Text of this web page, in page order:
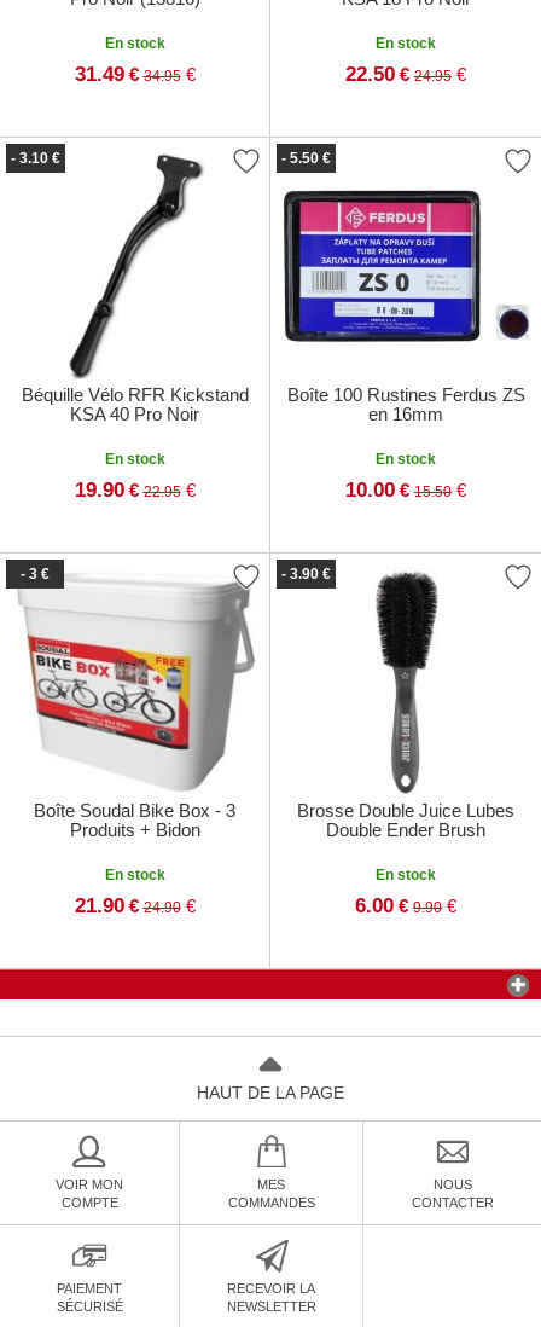
En stock
31.49 € 34.95€
En stock
22.50 € 24.95 €
- 3.10 €
Béquille Vélo RFR Kickstand
KSA 40 Pro Noir
En stock
19.90 € 22.95€
- 5.50 €
Boîte 100 Rustines Ferdus ZS
en 16mm
En stock
10.00 € 15.50 €
- 3 €
Boîte Soudal Bike Box - 3
Produits + Bidon
En stock
21.90 € 24.90€
- 3.90 €
Brosse Double Juice Lubes
Double Ender Brush
En stock
6.00 € 9.90 €
HAUT DE LA PAGE
VOIR MON
COMPTE
MES
COMMANDES
NOUS
CONTACTER
PAIEMENT
SÉCURISÉ
RECEVOIR LA
NEWSLETTER